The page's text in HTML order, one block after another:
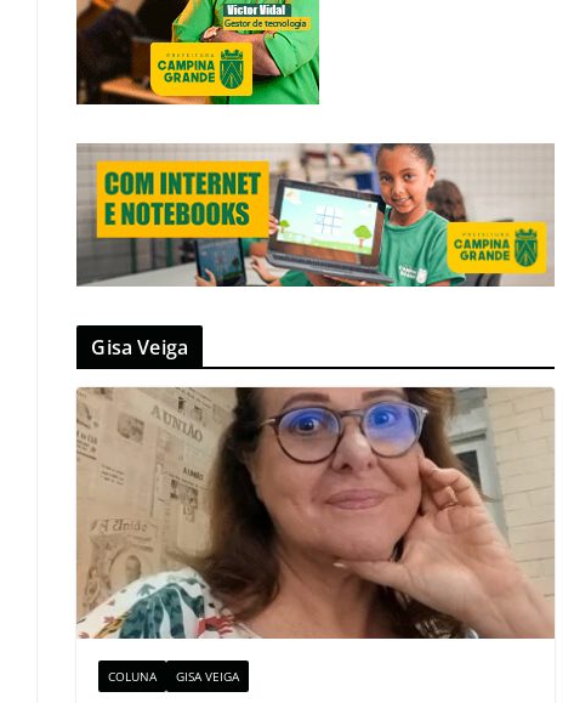
Gisa Veiga
COLUNA GISA VEIGA